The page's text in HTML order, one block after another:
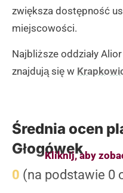
zwiększa dostępność
miejscowości.
Najbliższe oddziały
znajdują się w
Średnia ocen
Głogówek
0 (na podstawie 0
Kliknij, aby